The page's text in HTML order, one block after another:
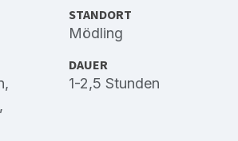
STANDORT
Mödling
,
,
DAUER
1-2,5 Stunden